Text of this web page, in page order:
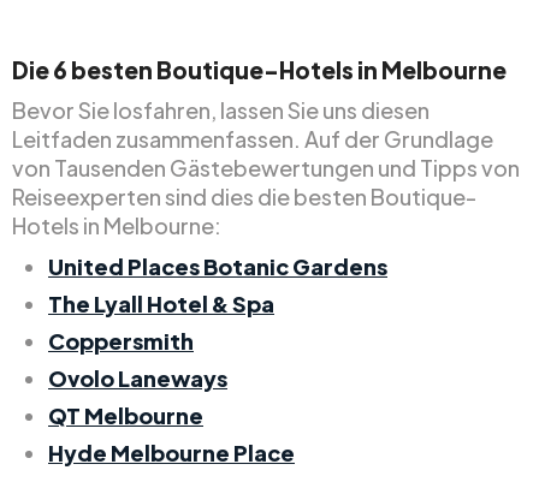
Die 6 besten Boutique-Hotels in Melbourne
Bevor Sie losfahren, lassen Sie uns diesen
Leitfaden zusammenfassen. Auf der Grundlage
von Tausenden Gästebewertungen und Tipps von
Reiseexperten sind dies die besten Boutique-
Hotels in Melbourne:
United Places Botanic Gardens
The Lyall Hotel & Spa
Coppersmith
Ovolo Laneways
QT Melbourne
Hyde Melbourne Place